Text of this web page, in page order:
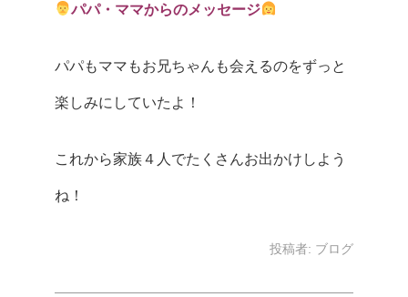
パパ・ママからのメッセージ
パパもママもお兄ちゃんも会えるのをずっと
楽しみにしていたよ！
これから家族４人でたくさんお出かけしよう
ね！
投稿者: ブログ